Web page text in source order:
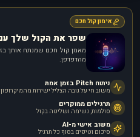
אימון קול חכם
שפר את הקול שלך
מאמן קול חכם שמנתח אותך
מהדפדפן.
ניתוח Pitch בזמן אמת
משוב חי על גובה הצליל ישירות מהמיקרופון
תרגילים ממוקדים
סולמות, נשימה ושליטה בקול
משוב אישי מ-AI
סיכום וטיפים בסוף כל תרגיל